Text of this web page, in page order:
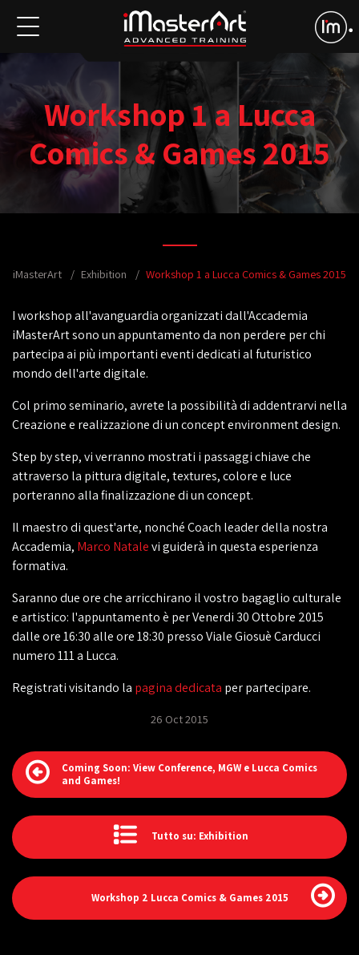
Workshop 1 a Lucca
Comics & Games 2015
iMasterArt Exhibition Workshop 1 a Lucca Comics & Games 2015
I workshop all'avanguardia organizzati dall'Accademia
iMasterArt sono un appuntamento da non perdere per chi
partecipa ai più importanti eventi dedicati al futuristico
mondo dell'arte digitale.
Col primo seminario, avrete la possibilità di addentrarvi nella
Creazione e realizzazione di un concept environment design.
Step by step, vi verranno mostrati i passaggi chiave che
attraverso la pittura digitale, textures, colore e luce
porteranno alla finalizzazione di un concept.
Il maestro di quest'arte, nonché Coach leader della nostra
Accademia, Marco Natalevi guiderà in questa esperienza
formativa.
Saranno due ore che arricchirano il vostro bagaglio culturale
e artistico: l'appuntamento è per Venerdi 30 Ottobre 2015
dalle ore 16:30 alle ore 18:30 presso Viale Giosuè Carducci
numero 111 a Lucca.
Registrati visitando la pagina dedicata per partecipare.
26 Oct 2015
Coming Soon: View Conference, MGW e Lucca Comics
and Games!
Tutto su: Exhibition
Workshop 2 Lucca Comics & Games 2015